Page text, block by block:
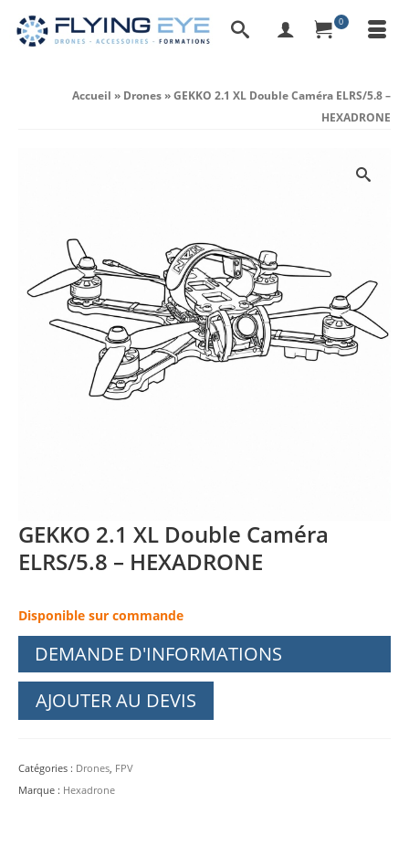
0
Accueil » Drones»GEKKO 2.1 XL Double Caméra ELRS/5.8 –
HEXADRONE
GEKKO 2.1 XL Double Caméra
ELRS/5.8 – HEXADRONE
Disponible sur commande
DEMANDE D'INFORMATIONS
AJOUTER AU DEVIS
Catégories : Drones, FPV
Marque : Hexadrone